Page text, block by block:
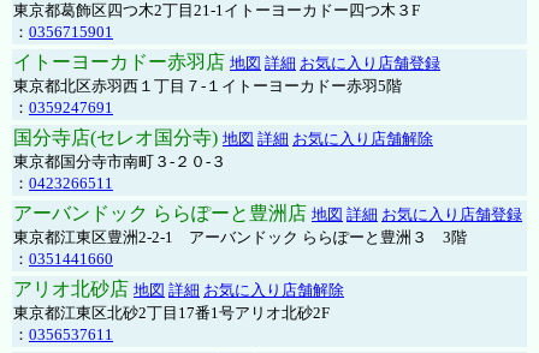
東京都葛飾区四つ木2丁目21-1イトーヨーカドー四つ木３F
： 0356715901
イトーヨーカドー赤羽店 地図 詳細 お気に入り店舗登録
東京都北区赤羽西１丁目７-１イトーヨーカドー赤羽5階
： 0359247691
国分寺店(セレオ国分寺) 地図 詳細 お気に入り店舗解除
東京都国分寺市南町３-２０-３
： 0423266511
アーバンドック ららぽーと豊洲店 地図 詳細 お気に入り店舗登録
東京都江東区豊洲2-2-1 アーバンドック ららぽーと豊洲３ 3階
： 0351441660
アリオ北砂店 地図 詳細 お気に入り店舗解除
東京都江東区北砂2丁目17番1号アリオ北砂2F
： 0356537611